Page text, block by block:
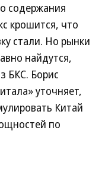
содержания
крошится, что
стали. Но рынки
найдутся,
БКС. Борис
уточняет,
Китай
по